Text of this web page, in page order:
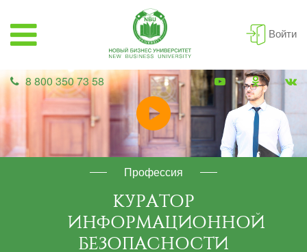
Войти
8 800 350 73 58
Профессия
КУРАТОР
ИНФОРМАЦИОННОЙ
БЕЗОПАСНОСТИ